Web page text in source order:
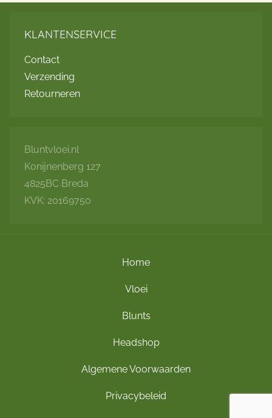
KLANTENSERVICE
Contact
Verzending
Retourneren
Bluntvloei.nl
Konijnenberg 127
4825BC Breda
KVK: 20169750
Home
Vloei
Blunts
Headshop
Algemene Voorwaarden
Privacybeleid